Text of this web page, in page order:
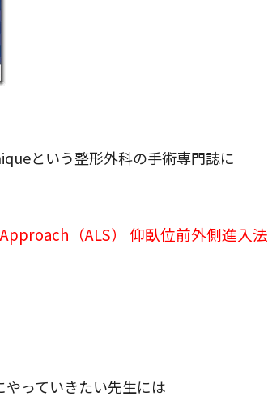
という整形外科の手術専門誌に
（ALS） 仰臥位前外側進入法
っていきたい先生には